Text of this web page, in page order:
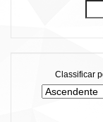
Classificar